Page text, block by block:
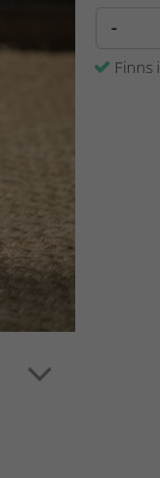
-
Finns